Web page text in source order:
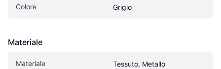
Colore Grigio
Materiale
Materiale Tessuto, Metallo